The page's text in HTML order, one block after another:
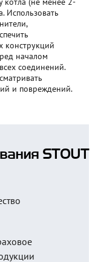
Использовать
конструкций
началом
соединений.
и повреждений.
STOUT